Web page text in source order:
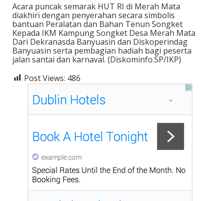
Acara puncak semarak HUT RI di Merah Mata
diakhiri dengan penyerahan secara simbolis
bantuan Peralatan dan Bahan Tenun Songket
Kepada IKM Kampung Songket Desa Merah Mata
Dari Dekranasda Banyuasin dan Diskoperindag
Banyuasin serta pembagian hadiah bagi peserta
jalan santai dan karnaval. (Diskominfo.SP/IKP)
Post Views: 486